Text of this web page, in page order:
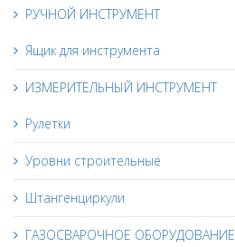
РУЧНОЙ ИНСТРУМЕНТ
Ящик для инструмента
ИЗМЕРИТЕЛЬНЫЙ ИНСТРУМЕНТ
Рулетки
Уровни строительные
Штангенциркули
ГАЗОСВАРОЧНОЕ ОБОРУДОВАНИЕ